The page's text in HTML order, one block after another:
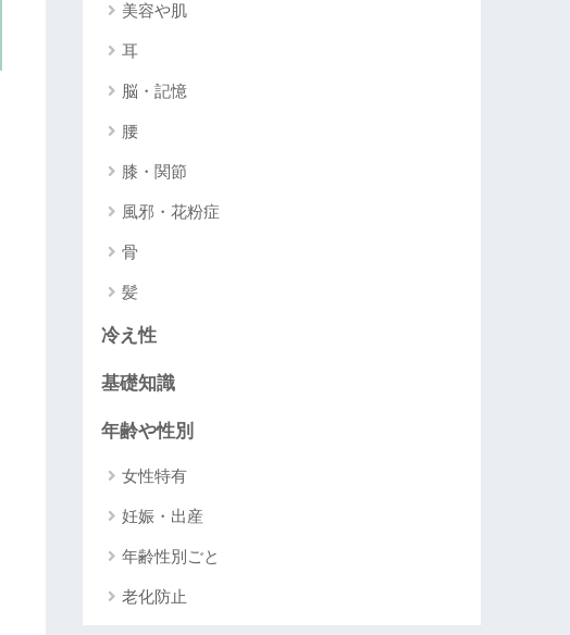
美容や肌
耳
脳・記憶
腰
膝・関節
風邪・花粉症
骨
髪
冷え性
基礎知識
年齢や性別
女性特有
妊娠・出産
年齢性別ごと
老化防止